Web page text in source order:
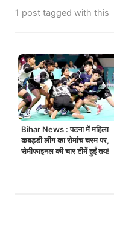
1 post tagged with this
Bihar News : पटना में महिला
कबड्डी लीग का रोमांच चरम पर,
सेमीफाइनल की चार टीमें हुईं तय!